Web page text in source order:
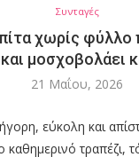
Συνταγές
χωρίς φύλλο
μοσχοβολάει
21 Μαΐου, 2026
εύκολη και
καθημερινό τραπέζι,